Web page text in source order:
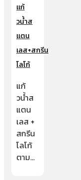
แก้
วน้ำส
แตน
เลส+สกรีน
โลโก้
แก้
วน้ำส
แตน
เลส +
สกรีน
โลโก้
ตาม…